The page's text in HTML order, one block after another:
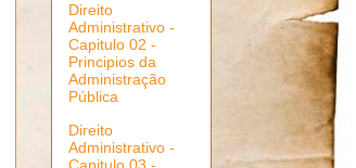
Direito
Administrativo -
Capitulo 02 -
Principios da
Administração
Pública
Direito
Administrativo -